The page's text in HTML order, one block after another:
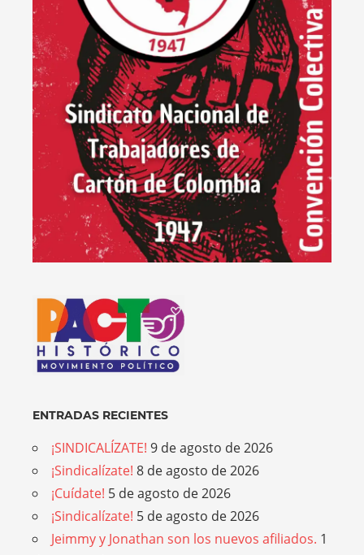
ENTRADAS RECIENTES
¡SINDICALÍZATE! 9 de agosto de 2026
¡Sindicalízate! 8 de agosto de 2026
¡Cuídate! 5 de agosto de 2026
¡Sindicalízate! 5 de agosto de 2026
Jeimmy y Jonathan son los nuevos afiliados. 1